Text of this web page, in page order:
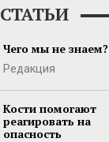
СТАТЬИ
Чего мы не знаем?
Редакция
Кости помогают
реагировать на
опасность